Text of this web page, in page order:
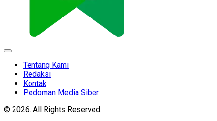
Expand
Tentang Kami
Redaksi
Kontak
Pedoman Media Siber
© 2026. All Rights Reserved.